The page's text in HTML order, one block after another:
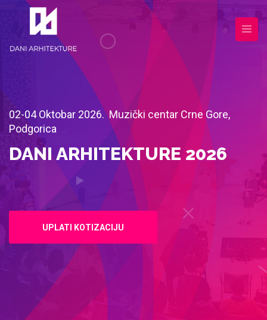
02-04 Oktobar 2026. Muzički centar Crne Gore,
Podgorica
DANI ARHITEKTURE 2026
UPLATI KOTIZACIJU